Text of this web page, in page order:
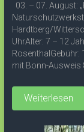
03. – 07. August:
Hardtberg/
UhrAlter: 7 – 12
RosenthalGebühr:
mit Bonn-
Weiterlesen